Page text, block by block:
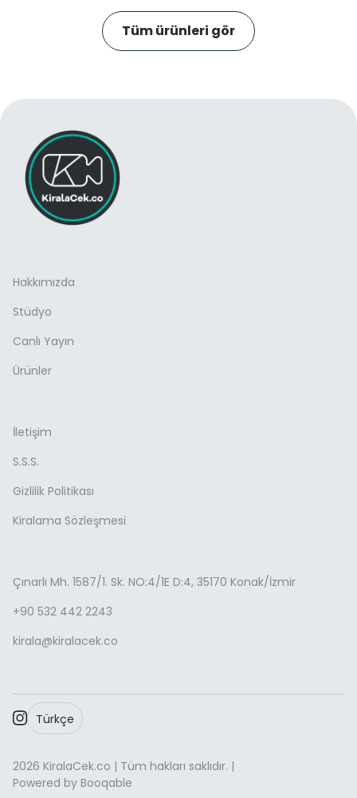
Tüm ürünleri gör
Hakkımızda
Stüdyo
Canlı Yayın
Ürünler
İletişim
S.S.S.
Gizlilik Politikası
Kiralama Sözleşmesi
Çınarlı Mh. 1587/1. Sk. NO:4/1E D:4, 35170 Konak/İzmir
+90 532 442 2243
kirala@kiralacek.co
2026 KiralaCek.co | Tüm hakları saklıdır. |
Powered by Booqable
Türkçe